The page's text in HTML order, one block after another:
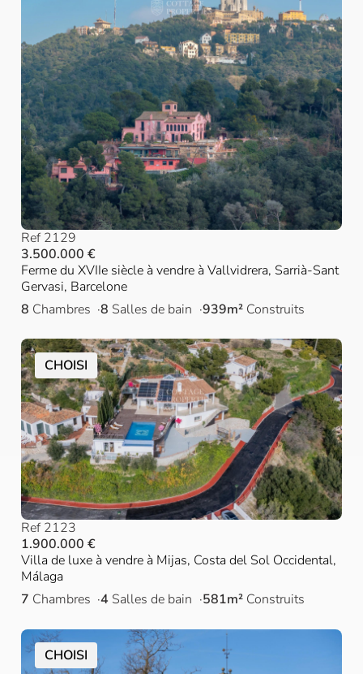
Ref 2129
3.500.000 €
Ferme du XVIIe siècle à vendre à Vallvidrera, Sarrià-Sant
Gervasi, Barcelone
8 Chambres 8 Salles de bain 939m² Construits
CHOISI
Ref 2123
1.900.000 €
Villa de luxe à vendre à Mijas, Costa del Sol Occidental,
Málaga
7 Chambres 4 Salles de bain 581m² Construits
CHOISI